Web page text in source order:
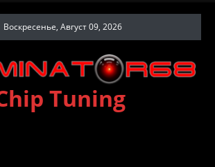
Воскресенье, Август 09, 2026
Tuning